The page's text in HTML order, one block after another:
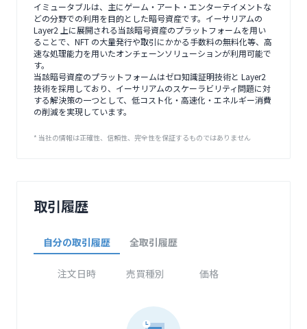
イミュータブルは、主にゲーム・アート・エンターテイメントな
どの分野での利用を目的とした暗号資産です。イーサリアムの
Layer2 上に展開される当該暗号資産のプラットフォームを用い
ることで、NFT の大量発行や取引にかかる手数料の無料化等、高
速な処理能力を用いたオンチェーンソリューションが利用可能で
す。
当該暗号資産のプラットフォームはゼロ知識証明技術と Layer2
技術を採用しており、イーサリアムのスケーラビリティ問題に対
する解決策の一つとして、低コスト化・高速化・エネルギー消費
の削減を実現しています。
* 当社の情報は正確性、信頼性、完全性を保証するものではありません
取引履歴
自分の取引履歴 全取引履歴
注文日時 売買種別 価格